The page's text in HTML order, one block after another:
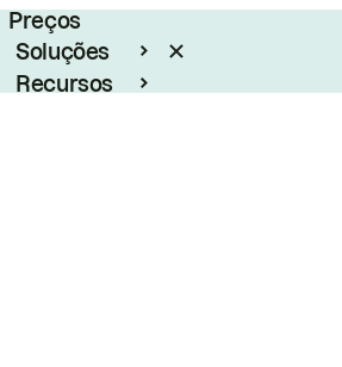
Preços
Soluções
Recursos